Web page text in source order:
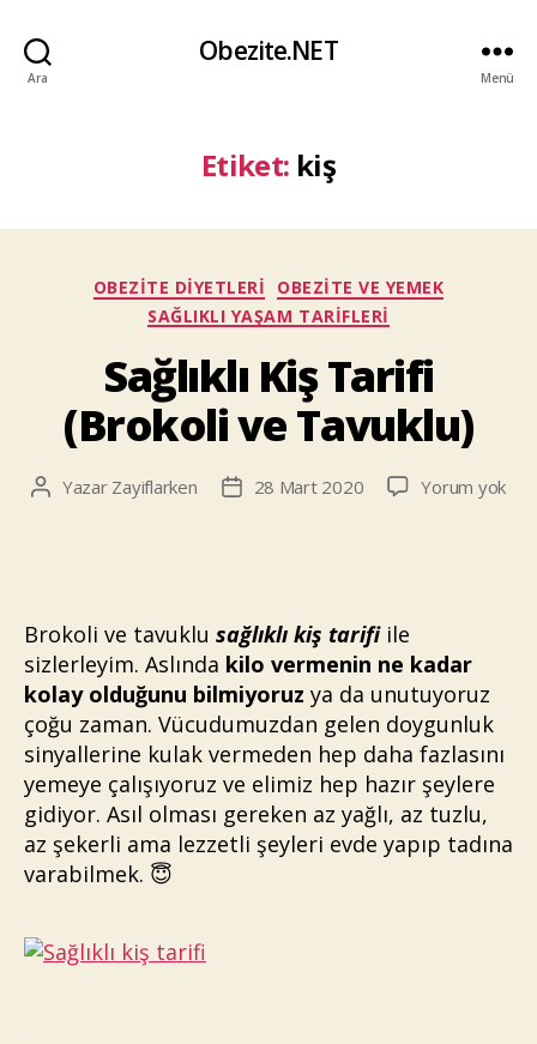
Ara
Obezite.NET
Menü
Etiket: kiş
Kategoriler
OBEZITE DIYETLERI
OBEZITE VE YEMEK
SAĞLIKLI YAŞAM TARIFLERI
Sağlıklı Kiş Tarifi
(Brokoli ve Tavuklu)
Yazının
Yazar Zayiflarken
Yazı28 Mart 2020 Yorum yok
Brokoli ve tavuklu sağlıklı kiş tarifiile
sizlerleyim. Aslında kilo vermenin ne kadar
kolay olduğunu bilmiyoruz ya da unutuyoruz
çoğu zaman. Vücudumuzdan gelen doygunluk
sinyallerine kulak vermeden hep daha fazlasını
yemeye çalışıyoruz ve elimiz hep hazır şeylere
gidiyor. Asıl olması gereken az yağlı, az tuzlu,
az şekerli ama lezzetli şeyleri evde yapıp tadına
varabilmek. 😇